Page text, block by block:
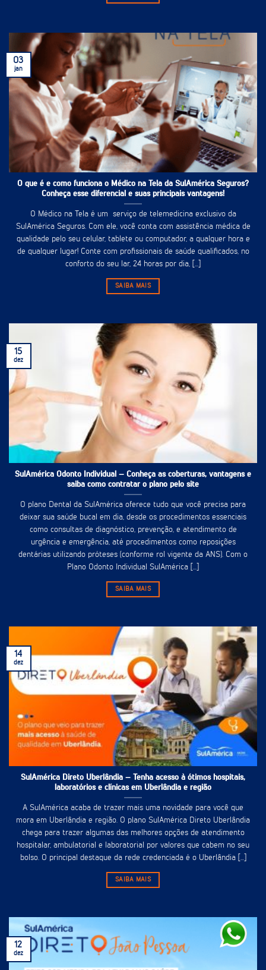
O que é e como funciona o Médico na Tela da SulAmérica Seguros?
Conheça esse diferencial e suas principais vantagens!
O Médico na Tela é um serviço de telemedicina exclusivo da
SulAmérica Seguros. Com ele, você conta com assistência médica de
qualidade pelo seu celular, tablete ou computador, a qualquer hora e
de qualquer lugar! Conte com profissionais de saúde qualificados, no
conforto do seu lar, 24 horas por dia, [...]
SAIBA MAIS
03
jan
SulAmérica Odonto Individual – Conheça as coberturas, vantagens e
saiba como contratar o plano pelo site
O plano Dental da SulAmérica oferece tudo que você precisa para
deixar sua saúde bucal em dia, desde os procedimentos essenciais
como consultas de diagnóstico, prevenção, e atendimento de
urgência e emergência, até procedimentos como reposições
dentárias utilizando próteses (conforme rol vigente da ANS). Com o
Plano Odonto Individual SulAmérica [...]
SAIBA MAIS
15
dez
SulAmérica Direto Uberlândia – Tenha acesso à ótimos hospitais,
laboratórios e clínicas em Uberlândia e região
A SulAmérica acaba de trazer mais uma novidade para você que
mora em Uberlândia e região. O plano SulAmérica Direto Uberlândia
chega para trazer algumas das melhores opções de atendimento
hospitalar, ambulatorial e laboratorial por valores que cabem no seu
bolso. O principal destaque da rede credenciada é o Uberlândia [...]
SAIBA MAIS
14
dez
12
dez